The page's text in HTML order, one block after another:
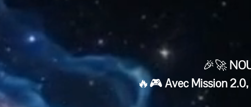
🎉🚀
🔥🎮 Avec Mission 2.0,